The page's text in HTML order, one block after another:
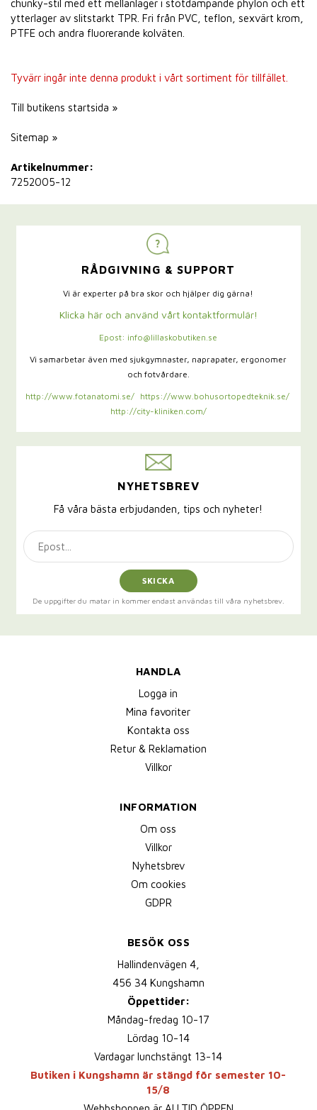
chunky-stil med ett mellanlager i stötdämpande phylon och ett
ytterlager av slitstarkt TPR. Fri från PVC, teflon, sexvärt krom,
PTFE och andra fluorerande kolväten.
Tyvärr ingår inte denna produkt i vårt sortiment för tillfället.
Till butikens startsida »
Sitemap »
Artikelnummer:
7252005-12
RÅDGIVNING & SUPPORT
Vi är experter på bra skor och hjälper dig gärna!
Klicka här och använd vårt kontaktformulär!
Epost: info@lillaskobutiken.se
Vi samarbetar även med sjukgymnaster, naprapater, ergonomer
och fotvårdare.
http://www.fotanatomi.se/
https://www.bohusortopedteknik.se/
http://city-kliniken.com/
NYHETSBREV
Få våra bästa erbjudanden, tips och nyheter!
SKICKA
De uppgifter du matar in kommer endast användas till våra nyhetsbrev.
HANDLA
Logga in
Mina favoriter
Kontakta oss
Retur & Reklamation
Villkor
INFORMATION
Om oss
Villkor
Nyhetsbrev
Om cookies
GDPR
BESÖK OSS
Hallindenvägen 4,
456 34 Kungshamn
Öppettider:
Måndag-fredag 10-17
Lördag 10-14
Vardagar lunchstängt 13-14
Butiken i Kungshamn är stängd för semester 10-
15/8